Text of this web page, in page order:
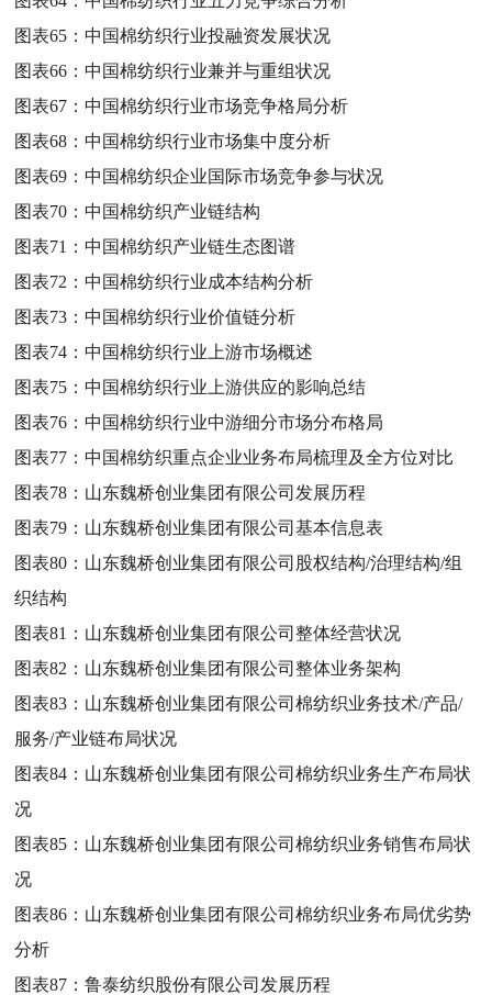
图表65：中国棉纺织行业投融资发展状况
图表66：中国棉纺织行业兼并与重组状况
图表67：中国棉纺织行业市场竞争格局分析
图表68：中国棉纺织行业市场集中度分析
图表69：中国棉纺织企业国际市场竞争参与状况
图表70：中国棉纺织产业链结构
图表71：中国棉纺织产业链生态图谱
图表72：中国棉纺织行业成本结构分析
图表73：中国棉纺织行业价值链分析
图表74：中国棉纺织行业上游市场概述
图表75：中国棉纺织行业上游供应的影响总结
图表76：中国棉纺织行业中游细分市场分布格局
图表77：中国棉纺织重点企业业务布局梳理及全方位对比
图表78： 山东魏桥创业集团有限公司发展历程
图表79： 山东魏桥创业集团有限公司基本信息表
图表80： 山东魏桥创业集团有限公司股权结构/治理结构/组
织结构
图表81： 山东魏桥创业集团有限公司整体经营状况
图表82： 山东魏桥创业集团有限公司整体业务架构
图表83： 山东魏桥创业集团有限公司棉纺织业务技术/产品/
服务/产业链布局状况
图表84： 山东魏桥创业集团有限公司棉纺织业务生产布局状
况
图表85： 山东魏桥创业集团有限公司棉纺织业务销售布局状
况
图表86： 山东魏桥创业集团有限公司棉纺织业务布局优劣势
分析
图表87：鲁泰纺织股份有限公司发展历程